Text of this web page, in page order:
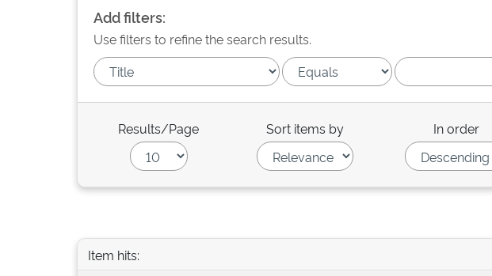
Add filters:
Use filters to refine the search results.
Results/Page Sort items by In order
Item hits: